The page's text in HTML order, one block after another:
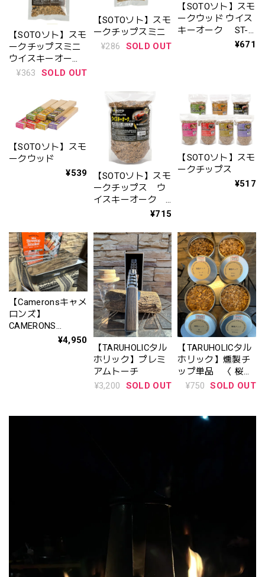
【SOTOソト】スモ
ークチップスミニ
ウイスキーオー
ク ST-1537
¥363 SOLD OUT
【SOTOソト】スモ
ークチップスミニ
¥286
SOLD OUT
【SOTOソト】スモ
ークウッド ウイス
キーオーク ST-
¥671
【SOTOソト】スモ
ークウッド
¥539
【SOTOソト】スモ
ークチップス ウ
イスキーオーク
¥715
【SOTOソト】スモ
ークチップス
¥517
【Cameronsキャメ
ロンズ】
CAMERONS
STOVETOP MINI
¥4,950
【TARUHOLICタル
ホリック】プレミ
アムトーチ
¥3,200
SOLD OUT
【TARUHOLICタル
ホリック】燻製チ
ップ単品 〈 桜・
りんご・オーク・
¥750 SOLD OUT